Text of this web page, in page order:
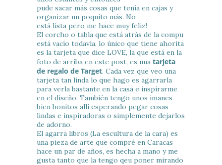
pude sacar más cosas que tenía en cajas y
organizar un poquito más. No
está lista pero me hace muy feliz!
El corcho o tabla que está atrás de la compu
está vacío todavía, lo único que tiene ahorita
es la tarjeta que dice LOVE, la que está en la
foto de arriba en este post, es una tarjeta
de regalo de Target. Cada vez que veo una
tarjeta tan linda lo que hago es agarrarla
para verla bastante en la casa e inspirarme
en el diseño. También tengo unos imanes
bien bonitos allí esperando pegar cosas
lindas e inspiradoras o simplemente dejarlos
de adorno.
El agarra libros (La escultura de la cara) es
una pieza de arte que compré en Caracas
hace un par de años, es hecha a mano y me
gusta tanto que la tengo qeu poner mirando